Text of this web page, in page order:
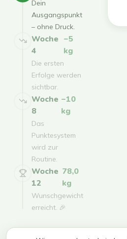
Dein
Ausgangspunkt
– ohne Druck.
Woche
4
−5
kg
Die ersten
Erfolge werden
sichtbar.
Woche
8
−10
kg
Das
Punktesystem
wird zur
Routine.
Woche
12
78,0
kg
Wunschgewicht
erreicht. 🎉